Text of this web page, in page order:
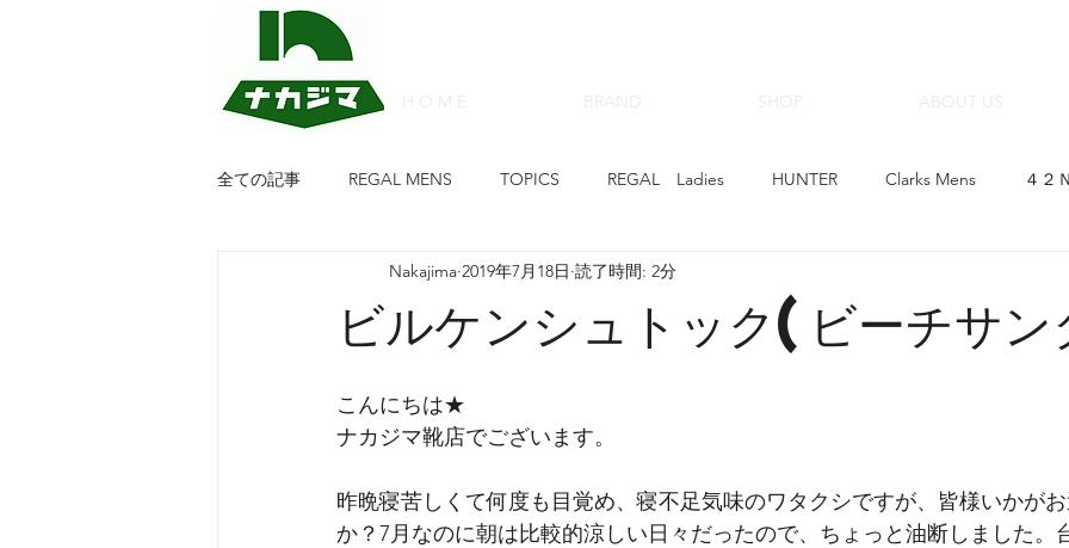
H O M E BRAND ABOUT US
全ての記事 REGAL MENS TOPICS REGAL Ladies HUNTER Clarks Mens ４２
FRED PERRY whoop&#39;-de-doo
ビルケンシュトック(ビーチサ
Nakajima 2019年7月18日 読了時間: 2分
こんにちは★
ナカジマ靴店でございます。
昨晩寝苦しくて何度も目覚め、寝不足気味のワタクシですが、皆様いかが
か？7月なのに朝は比較的涼しい日々だったので、ちょっと油断しました。